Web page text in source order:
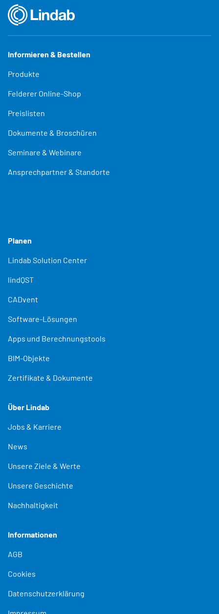
Informieren & Bestellen
Produkte
Felderer Online-Shop
Preislisten
Dokumente & Broschüren
Seminare & Webinare
Ansprechpartner & Standorte
Planen
Lindab Solution Center
lindQST
CADvent
Software-Lösungen
Apps und Berechnungstools
BIM-Objekte
Zertifikate & Dokumente
Über Lindab
Jobs & Karriere
News
Unsere Ziele & Werte
Unsere Geschichte
Nachhaltigkeit
Informationen
AGB
Cookies
Datenschutzerklärung